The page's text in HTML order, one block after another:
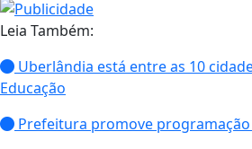
Leia Também:
Uberlândia está entre as 10
Educação
Prefeitura promove